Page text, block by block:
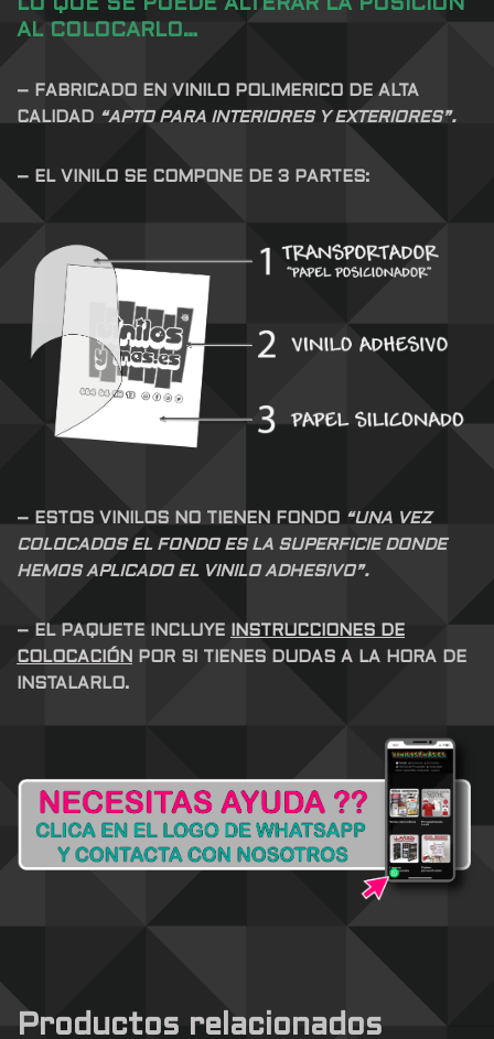
LO QUE SE PUEDE ALTERAR LA POSICIÓN
AL COLOCARLO…
– FABRICADO EN VINILO POLIMERICO DE ALTA
CALIDAD “APTO PARA INTERIORES Y EXTERIORES”.
– EL VINILO SE COMPONE DE 3 PARTES:
– ESTOS VINILOS NO TIENEN FONDO
“UNA VEZ
COLOCADOS EL FONDO ES LA SUPERFICIE DONDE
HEMOS APLICADO EL VINILO ADHESIVO”.
– EL PAQUETE INCLUYE
INSTRUCCIONES DE
COLOCACIÓN
POR SI TIENES DUDAS A LA HORA DE
INSTALARLO.
Productos relacionados